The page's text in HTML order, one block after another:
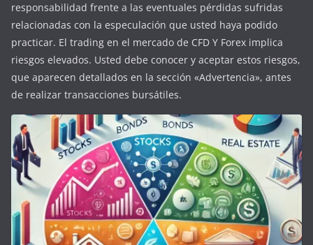
responsabilidad frente a las eventuales pérdidas sufridas
relacionadas con la especulación que usted haya podido
practicar. El trading en el mercado de CFD Y Forex implica
riesgos elevados. Usted debe conocer y aceptar estos riesgos,
que aparecen detallados en la sección «Advertencia», antes
de realizar transacciones bursátiles.